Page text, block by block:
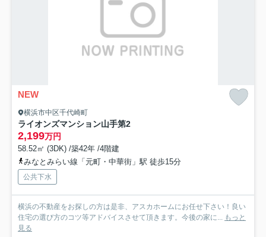
NEW
横浜市中区千代崎町
ライオンズマンション山手第2
2,199万円
58.52㎡ (3DK) /築42年 /4階建
みなとみらい線「元町・中華街」駅 徒歩15分
公共下水
横浜の不動産をお探しの方は是非、アスカホームにお任せ下さい！良い
住宅の選び方のコツ等アドバイスさせて頂きます。今後の家に... もっと
見る